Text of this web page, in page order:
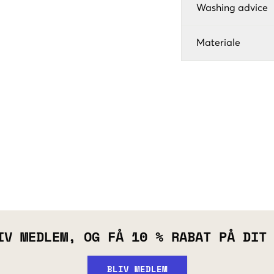
Washing advice
Materiale
MEDLEM, OG FÅ 10 % RABAT PÅ
BLIV MEDLEM